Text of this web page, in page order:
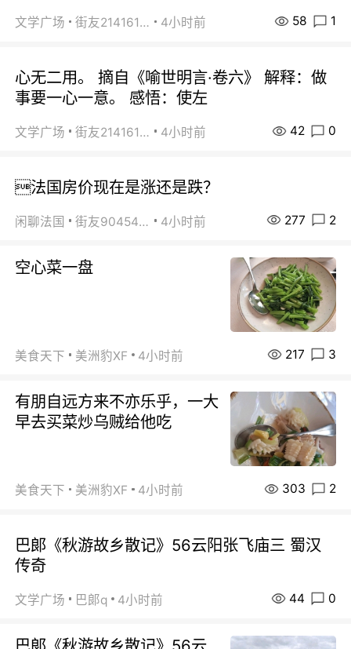
文学广场 街友21416156 4小时前 58 1
心无二用。 摘自《喻世明言·卷六》 解释：做
事要一心一意。 感悟：使左
文学广场 街友21416156 4小时前 42 0
法国房价现在是涨还是跌？
闲聊法国 街友90454511 4小时前 277 2
空心菜一盘
美食天下 美洲豹XF 4小时前 217 3
有朋自远方来不亦乐乎，一大
早去买菜炒乌贼给他吃
美食天下 美洲豹XF 4小时前 303 2
巴郞《秋游故乡散记》56云阳张飞庙三 蜀汉
传奇
文学广场 巴郞q 4小时前 44 0